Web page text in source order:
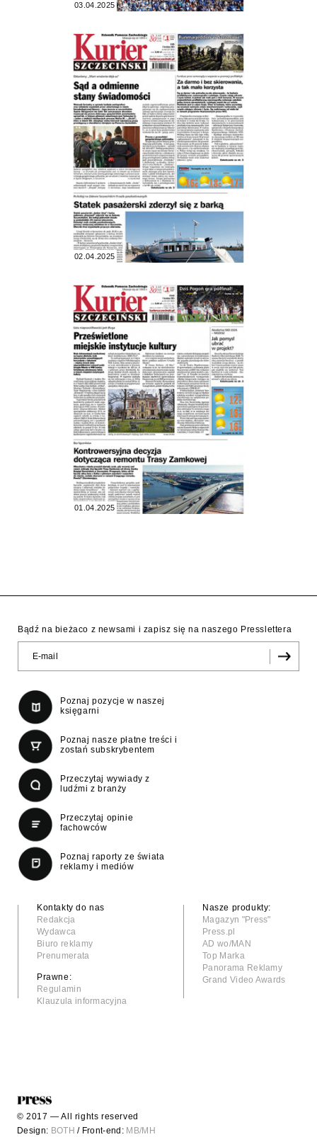
03.04.2025
02.04.2025
01.04.2025
Bądź na bieżaco z newsami i zapisz się na naszego Presslettera
Poznaj pozycje w naszej
księgarni
Poznaj nasze płatne treści i
zostań subskrybentem
Przeczytaj wywiady z
ludźmi z branży
Przeczytaj opinie
fachowców
Poznaj raporty ze świata
reklamy i mediów
Kontakty do nas
Redakcja
Wydawca
Biuro reklamy
Prenumerata
Prawne:
Regulamin
Klauzula informacyjna
Nasze produkty:
Magazyn "Press"
Press.pl
AD wo/MAN
Top Marka
Panorama Reklamy
Grand Video Awards
Design: BOTH / Front-end: MB/MH
© 2017 — All rights reserved